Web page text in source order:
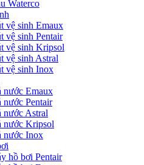
Waterco
vệ sinh Emaux
vệ sinh Pentair
vệ sinh Kripsol
vệ sinh Astral
vệ sinh Inox
nước Emaux
nước Pentair
nước Astral
nước Kripsol
nước Inox
hồ bơi Pentair